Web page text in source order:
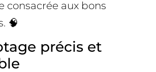
consacrée aux bons
🧠
précis et